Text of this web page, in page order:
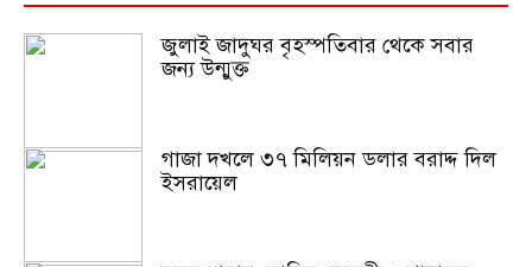
জুলাই জাদুঘর বৃহস্পতিবার থেকে সবার
জন্য উন্মুক্ত
গাজা দখলে ৩৭ মিলিয়ন ডলার বরাদ্দ দিল
ইসরায়েল